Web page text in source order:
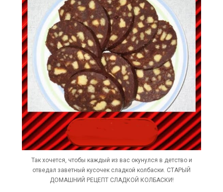
Так хочется, чтобы каждый из вас окунулся в детство и
отведал заветный кусочек сладкой колбаски. СТАРЫЙ
ДОМАШНИЙ РЕЦЕПТ СЛАДКОЙ КОЛБАСКИ!